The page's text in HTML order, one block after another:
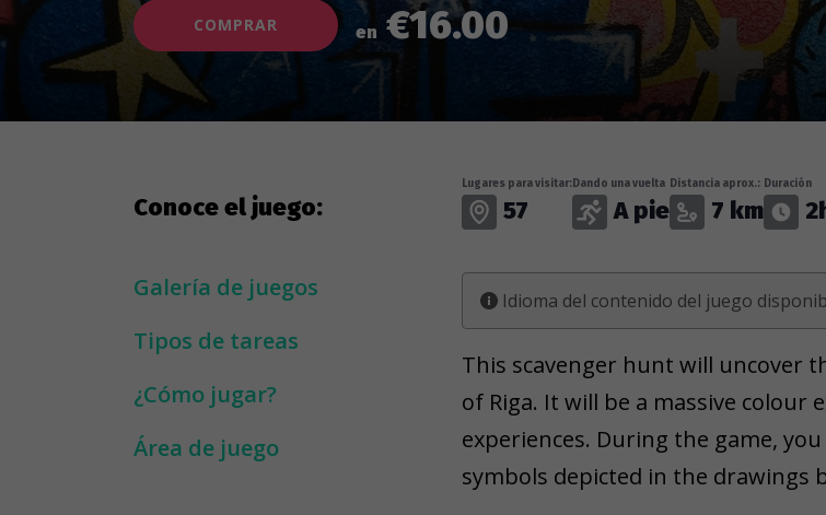
COMPRAR en €16.00
Conoce el juego:
Galería de juegos
Tipos de tareas
¿Cómo jugar?
Área de juego
Lugares para visitar:
57
Dando una vuelta
A pie
Distancia aprox.:
7 km
Duración
Idioma del contenido del juego
This scavenger hunt will uncover
of Riga. It will be a massive
experiences. During the game,
symbols depicted in the drawings